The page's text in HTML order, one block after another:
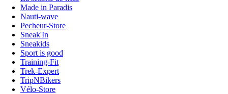
Made in Paradis
Nauti-wave
Pecheur-Store
Sneak'In
Sneakids
Sport is good
Training-Fit
Trek-Expert
TripNBikers
Vélo-Store